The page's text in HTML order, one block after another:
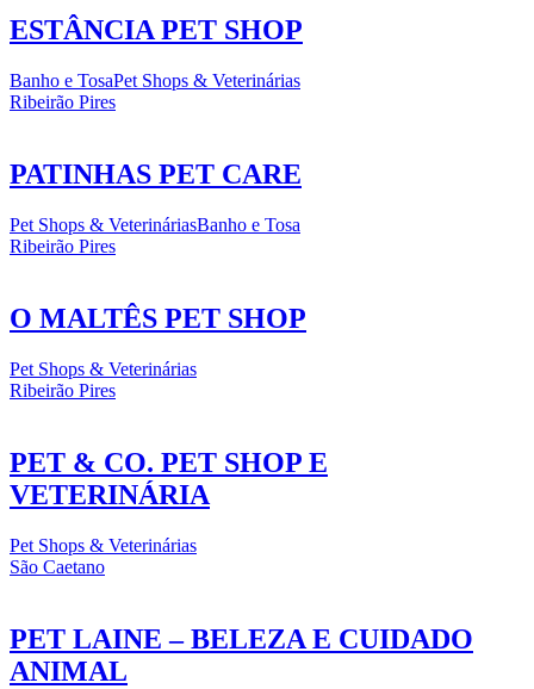
ESTÂNCIA PET SHOP
Banho e TosaPet Shops & Veterinárias
Ribeirão Pires
PATINHAS PET CARE
Pet Shops & VeterináriasBanho e Tosa
Ribeirão Pires
O MALTÊS PET SHOP
Pet Shops & Veterinárias
Ribeirão Pires
PET & CO. PET SHOP E
VETERINÁRIA
Pet Shops & Veterinárias
São Caetano
PET LAINE – BELEZA E CUIDADO
ANIMAL